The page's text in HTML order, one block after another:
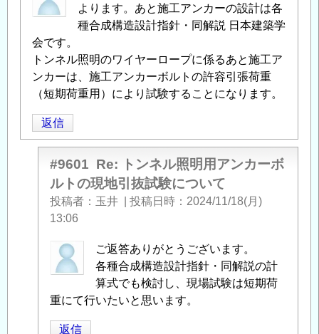
へ
の
信
よります。あと施工アンカーの設計は各
種合成構造設計指針・同解説 日本建築学
会です。
トンネル照明のワイヤーロープに係るあと施工ア
ンカーは、施工アンカーボルトの許容引張荷重
（短期荷重用）により試験することになります。
返信
#9601 Re: トンネル照明用アンカーボ
ルトの現地引抜試験について
投稿者 玉井 投稿日時
2024/11/18(月)
13:06
匿
名
稿
ご返答ありがとうございます。
各種合成構造設計指針・同解説の計
算式でも検討し、現場試験は短期荷
重にて行いたいと思います。
返信